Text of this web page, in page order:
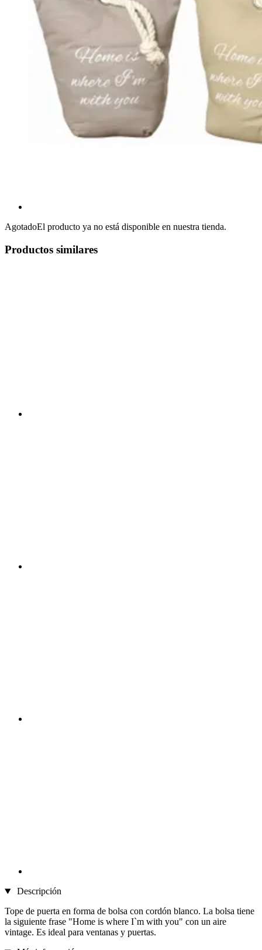
AgotadoEl producto ya no está disponible en nuestra tienda.
Productos similares
Descripción
Tope de puerta en forma de bolsa con cordón blanco. La bolsa tiene
la siguiente frase "Home is where I`m with you" con un aire
vintage. Es ideal para ventanas y puertas.